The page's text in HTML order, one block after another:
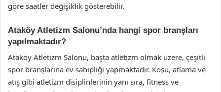
göre saatler değişiklik gösterebilir.
Ataköy Atletizm Salonu’nda hangi spor branşları
yapılmaktadır?
Ataköy Atletizm Salonu, başta atletizm olmak üzere, çeşitli
spor branşlarına ev sahipliği yapmaktadır. Koşu, atlama ve
atış gibi atletizm disiplinlerinin yanı sıra, fitness ve